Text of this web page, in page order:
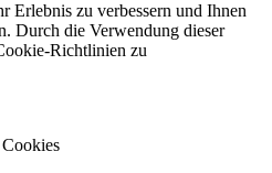
Erlebnis zu verbessern und Ihnen
Durch die Verwendung dieser
Richtlinien zu